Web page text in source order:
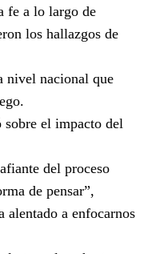
fe a lo largo de
los hallazgos de
nivel nacional que
sobre el impacto del
del proceso
de pensar”,
alentado a enfocarnos